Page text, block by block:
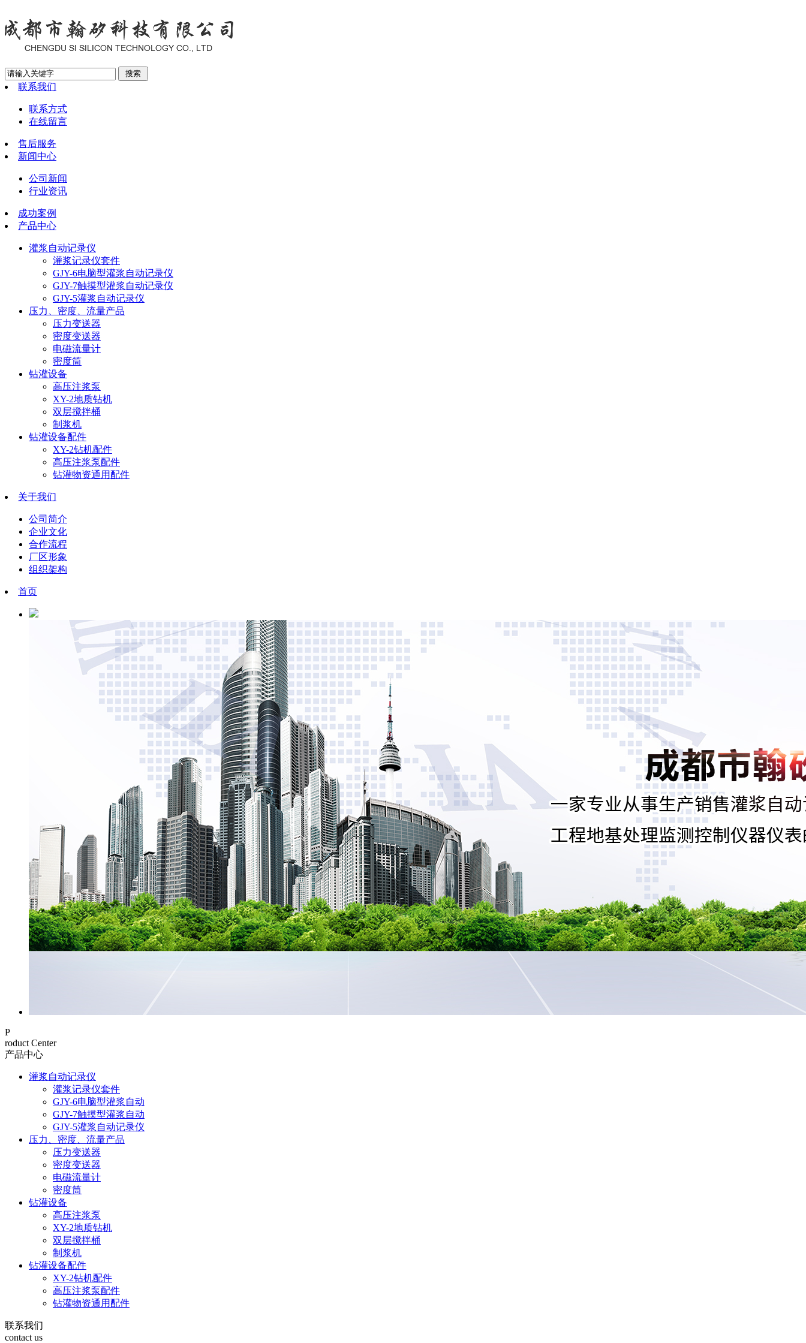
联系我们
联系方式
在线留言
售后服务
新闻中心
公司新闻
行业资讯
成功案例
产品中心
灌浆自动记录仪
灌浆记录仪套件
GJY-6电脑型灌浆自动记录仪
GJY-7触摸型灌浆自动记录仪
GJY-5灌浆自动记录仪
压力、密度、流量产品
压力变送器
密度变送器
电磁流量计
密度筒
钻灌设备
高压注浆泵
XY-2地质钻机
双层搅拌桶
制浆机
钻灌设备配件
XY-2钻机配件
高压注浆泵配件
钻灌物资通用配件
关于我们
公司简介
企业文化
合作流程
厂区形象
组织架构
首页
P
roduct Center
产品中心
灌浆自动记录仪
灌浆记录仪套件
GJY-6电脑型灌浆自动
GJY-7触摸型灌浆自动
GJY-5灌浆自动记录仪
压力、密度、流量产品
压力变送器
密度变送器
电磁流量计
密度筒
钻灌设备
高压注浆泵
XY-2地质钻机
双层搅拌桶
制浆机
钻灌设备配件
XY-2钻机配件
高压注浆泵配件
钻灌物资通用配件
联系我们
contact us